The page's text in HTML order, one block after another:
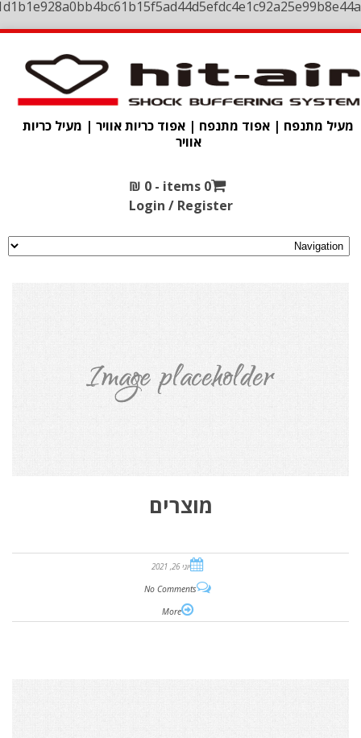
מעיל מתנפח | אפוד מתנפח | אפוד כריות אוויר | מעיל כריות
אוויר
0 items -
₪ 0
Login / Register
מוצרים
יוני 26, 2021
No Comments
More